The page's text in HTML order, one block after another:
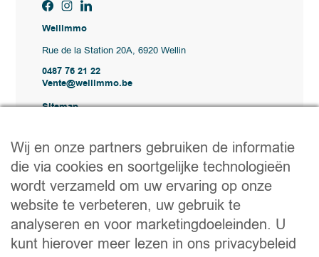
Wellimmo
Rue de la Station 20A, 6920 Wellin
0487 76 21 22
Vente@wellimmo.be
Sitemap
Verkopen
Bureau
Nuttige links
Praktische tips voor verkopen of verhuren
Handige documenten
Wij en onze partners gebruiken de informatie
die via cookies en soortgelijke technologieën
wordt verzameld om uw ervaring op onze
website te verbeteren, uw gebruik te
analyseren en voor marketingdoeleinden. U
kunt hierover meer lezen in ons privacybeleid